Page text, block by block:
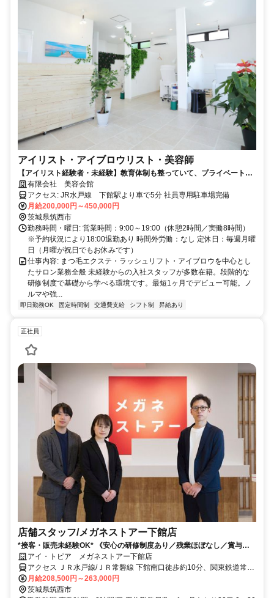
アイリスト・アイブロウリスト・美容師
【アイリスト経験者・未経験】教育体制も整っていて、プライベートも
充実できる働きやすいサロン
有限会社 美容会館
アクセス: JR水戸線 下館駅より車で5分 社員専用駐車場完備
月給200,000円～450,000円
茨城県筑西市
勤務時間・曜日: 営業時間：9:00～19:00（休憩2時間／実働8時間）
※予約状況により18:00退勤あり 時間外労働：なし 定休日：毎週月曜
日（月曜が祝日でもお休みです）
仕事内容: まつ毛エクステ・ラッシュリフト・アイブロウを中心とし
たサロン業務全般 未経験からの入社スタッフが多数在籍。段階的な
研修制度で基礎から学べる環境です。最短1ヶ月でデビュー可能。ノ
ルマや強...
即日勤務OK 固定時間制 交通費支給 シフト制 昇給あり
正社員
店舗スタッフ/メガネストアー下館店
*接客・販売未経験OK* 《安心の研修制度あり／残業ほぼなし／賞与年2
回／インセンティブあり》
アイ・トピア メガネストアー下館店
アクセス ＪＲ水戸線/ＪＲ常磐線 下館南口徒歩約10分、関東鉄道常総
線 下館南口徒歩約10分、真岡鉄道 下館南口徒歩約10分
月給208,500円～263,000円
茨城県筑西市